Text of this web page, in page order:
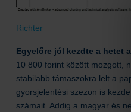
Richter
Egyelőre jól kezdte a hetet
10 800 forint között mozgott,
stabilabb támaszokra lelt a
gyorsjelentési szezon is
számait. Addig a magyar és